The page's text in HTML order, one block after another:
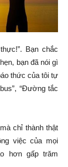
Bạn chắc
bạn đã nói gì
thức của tôi tự
“Đường tắc
chỉ thành thật
việc của mọi
hơn gấp trăm